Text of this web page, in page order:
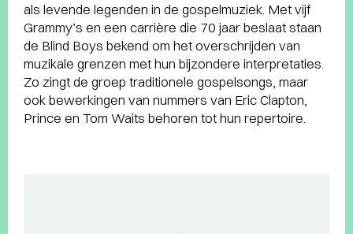
als levende legenden in de gospelmuziek. Met vijf
Grammy’s en een carrière die 70 jaar beslaat staan
de Blind Boys bekend om het overschrijden van
muzikale grenzen met hun bijzondere interpretaties.
Zo zingt de groep traditionele gospelsongs, maar
ook bewerkingen van nummers van Eric Clapton,
Prince en Tom Waits behoren tot hun repertoire.